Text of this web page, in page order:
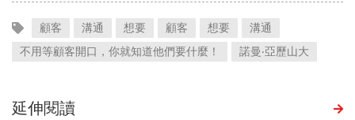
顧客 溝通 想要 顧客 想要
溝通
不用等顧客開口，你就知道他們要什麼！
諾曼‧亞歷山大
延伸閱讀